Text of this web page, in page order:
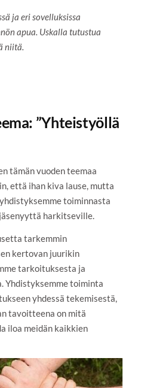
ja eri sovelluksissa
apua. Uskalla tutustua
niitä.
”Yhteistyöllä
tämän vuoden teemaa
että ihan kiva lause, mutta
toiminnasta
harkitseville.
tarkemmin
kertovan juurikin
tarkoituksesta ja
Yhdistyksemme toiminta
yhdessä tekemisestä,
tavoitteena on mitä
iloa meidän kaikkien